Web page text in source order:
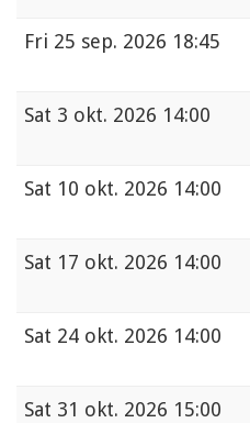
Fri 25 sep. 2026 18:45
Sat 3 okt. 2026 14:00
Sat 10 okt. 2026 14:00
Sat 17 okt. 2026 14:00
Sat 24 okt. 2026 14:00
Sat 31 okt. 2026 15:00